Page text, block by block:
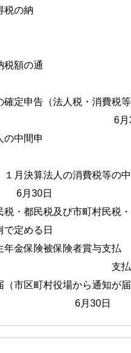
税の納
6
額の通
月
定申告（法人税・消費税
30
中間申
月
月決算法人の消費税等の
日
税・都民税及び市町村民税
定める日
金保険被保険者賞与支払
後5日
市区町村役場から通知が
日